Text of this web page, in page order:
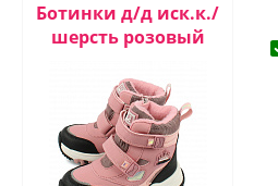
Ботинки д/д иск.к./
шерсть розовый